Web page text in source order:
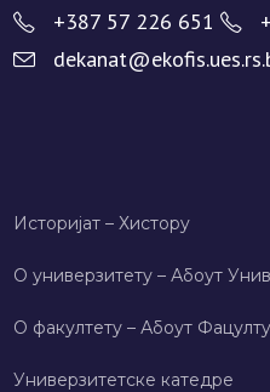
+387 57 226 651
Историјат – Хисторy
О универзитету – Абоут
О факултету – Абоут Фацултy
Универзитетске катедре